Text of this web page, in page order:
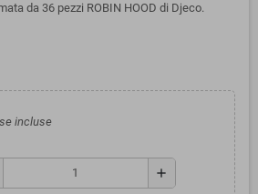
da 36 pezzi ROBIN HOOD di Djeco.
incluse
add